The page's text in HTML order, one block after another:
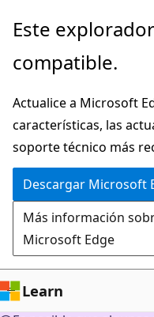
Ir
contenido
Este
compatible.
Actualice a Microsoft
características, las
soporte técnico más
Descargar Microsoft
Más información
Microsoft Edge
Learn